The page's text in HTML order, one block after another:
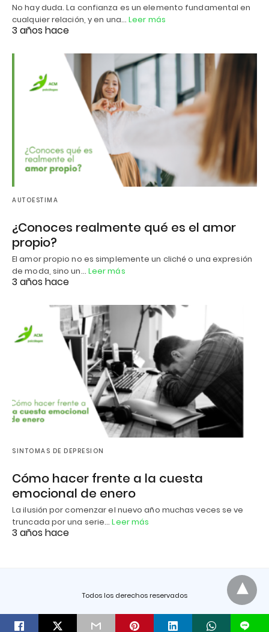
No hay duda. La confianza es un elemento fundamental en
cualquier relación, y en una…Leer más
3 años hace
AUTOESTIMA
¿Conoces realmente qué es el amor
propio?
El amor propio no es simplemente un cliché o una expresión
de moda, sino un… Leer más
3 años hace
SINTOMAS DE DEPRESION
Cómo hacer frente a la cuesta
emocional de enero
La ilusión por comenzar el nuevo año muchas veces se ve
truncada por una serie…Leer más
3 años hace
Todos los derechos reservados
L